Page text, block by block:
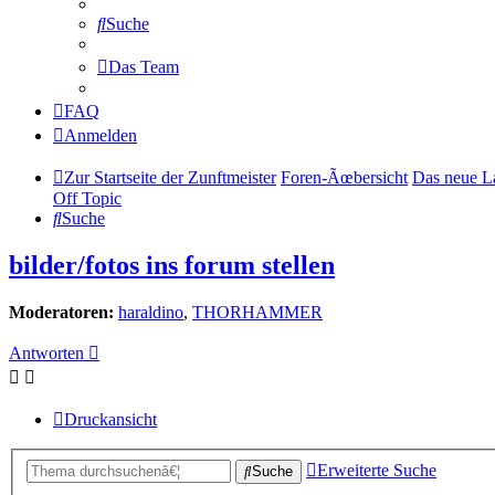
Suche
Das Team
FAQ
Anmelden
Zur Startseite der Zunftmeister Foren-Ãœbersicht Das neue
Off Topic
Suche
bilder/fotos ins forum stellen
Moderatoren: haraldino, THORHAMMER
Antworten
Druckansicht
Suche Erweiterte Suche